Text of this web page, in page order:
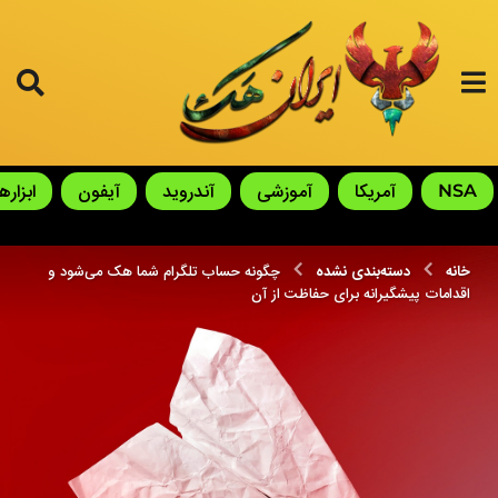
NSA آمریکا آموزشی آندروید آیفون
خانه دسته‌بندی نشده
چگونه حساب تلگرام شما هک می‌شود و
اقدامات پیشگیرانه برای حفاظت از آن